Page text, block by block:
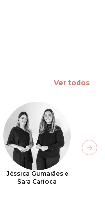
Ver todos
Jéssica Gumarães e
Sara Carioca